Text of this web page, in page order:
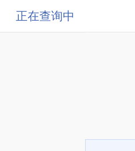
正在查询中